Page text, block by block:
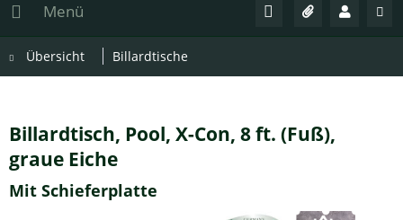
Menü
Übersicht Billardtische
Billardtisch, Pool, X-Con, 8 ft. (Fuß),
graue Eiche
Mit Schieferplatte